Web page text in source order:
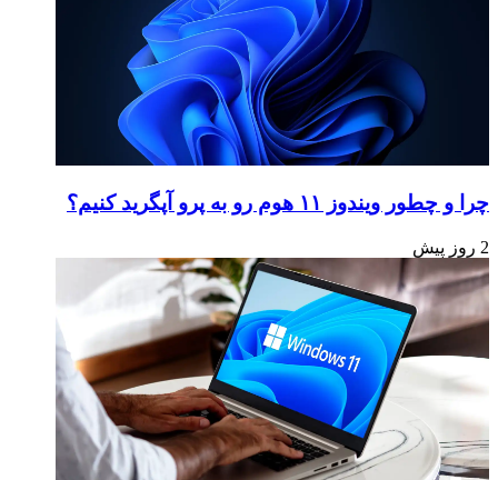
چرا و چطور ویندوز ۱۱ هوم رو به پرو آپگرید کنیم؟
2 روز پیش